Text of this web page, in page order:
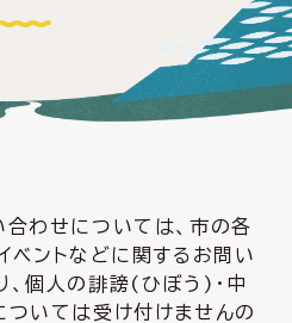
合わせについては、市の各
ベントなどに関するお問い
、個人の誹謗(ひぼう)・中
ついては受け付けませんの